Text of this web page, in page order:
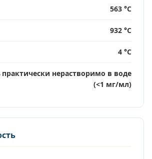
563 °C
932 °C
4 °C
практически нерастворимо в воде
(<1 мг/мл)